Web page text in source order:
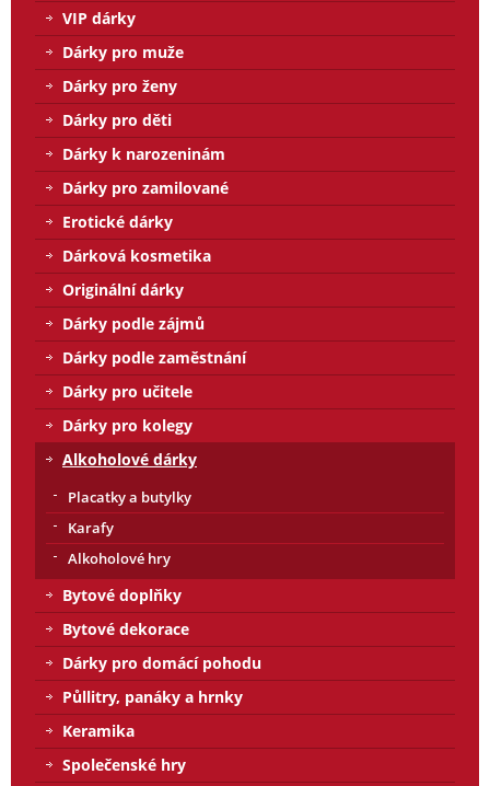
VIP dárky
Dárky pro muže
Dárky pro ženy
Dárky pro děti
Dárky k narozeninám
Dárky pro zamilované
Erotické dárky
Dárková kosmetika
Originální dárky
Dárky podle zájmů
Dárky podle zaměstnání
Dárky pro učitele
Dárky pro kolegy
Alkoholové dárky
Placatky a butylky
Karafy
Alkoholové hry
Bytové doplňky
Bytové dekorace
Dárky pro domácí pohodu
Půllitry, panáky a hrnky
Keramika
Společenské hry